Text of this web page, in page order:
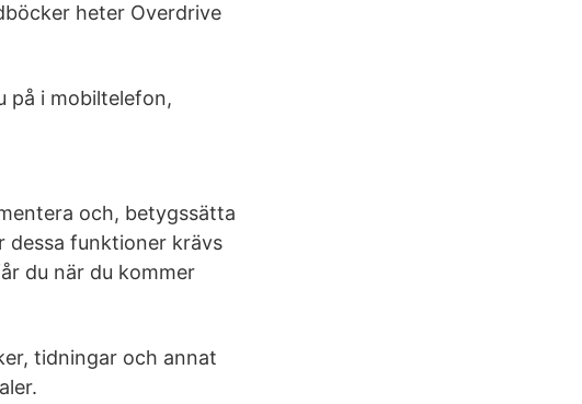
heter Overdrive
på i mobiltelefon,
och, betygssätta
dessa funktioner krävs
du när du kommer
tidningar och annat